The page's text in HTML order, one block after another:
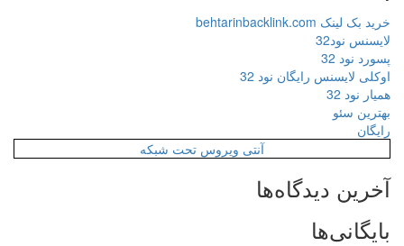
خرید بک لینک behtarinbacklink.com
لایسنس نود32
پسورد نود 32
اوکلی لایسنس رایگان نود 32
همیار نود 32
بهترین سئو
رایگان
آنتی ویروس تحت شبکه
آخرین دیدگاه‌ها
بایگانی‌ها